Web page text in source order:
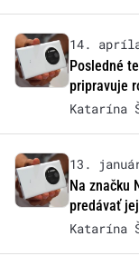
14.
Posledné
pripravuje
Katarína
13.
Na značku
predávať
Katarína